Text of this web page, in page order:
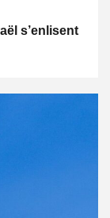
s’enlisent